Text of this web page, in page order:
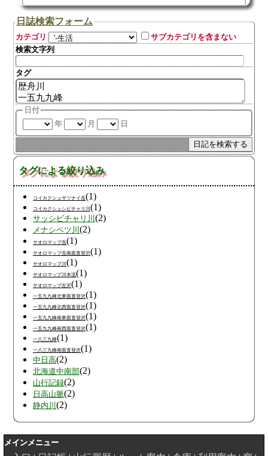
日誌検索フォーム
カテゴリ
サブカテゴリを含まない
検索文字列
タグ
日付
年
月 日
タグによる絞り込み
コイカクシュサツナイ岳(1)
コイカクシュシビチャリ川(1)
サッシビチャリ川 (2)
メナシベツ川 (2)
ヤオロマップ岳(1)
ヤオロマップ岳南面直登沢(1)
ヤオロマップ川(1)
ヤオロマップ川本流(1)
ヤオロマップ左沢(1)
一五九九峰北東面直登沢(1)
一五九九峰北西面直登沢(1)
一五九九峰南東面直登沢(1)
一五九九峰南西面直登沢(1)
一八三九峰(1)
一八三九峰南面直登沢(1)
中日高(2)
北海道中南部(2)
山行記録(2)
日高山脈(2)
静内川 (2)
メインメニュー